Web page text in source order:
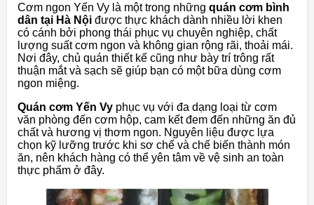
Cơm ngon Yến Vy là một trong những quán cơm bình
dân tại Hà Nội được thực khách dành nhiều lời khen
có cánh bởi phong thái phục vụ chuyên nghiệp, chất
lượng suất cơm ngon và không gian rộng rãi, thoải mái.
Nơi đây, chủ quán thiết kế cũng như bày trí trông rất
thuận mắt và sạch sẽ giúp bạn có một bữa dùng cơm
ngon miệng.
Quán cơm Yến Vy phục vụ với đa dạng loại từ cơm
văn phòng đến cơm hộp, cam kết đem đến những ăn đủ
chất và hương vị thơm ngon. Nguyên liệu được lựa
chọn kỹ lưỡng trước khi sơ chế và chế biến thành món
ăn, nên khách hàng có thể yên tâm về vệ sinh an toàn
thực phẩm ở đây.